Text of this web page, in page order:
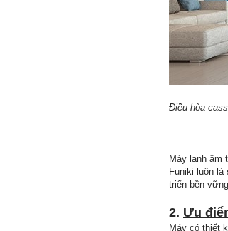
Điều hòa
Máy lạnh âm
Funiki luôn
triển bền
2. Ưu
Máy có thiết